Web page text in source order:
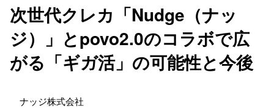
次世代クレカ「Nudge（ナッ
ジ）」とpovo2.0のコラボで広
がる「ギガ活」の可能性と今後
ナッジ株式会社